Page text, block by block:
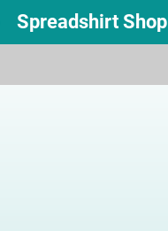
Spreadshirt Shop